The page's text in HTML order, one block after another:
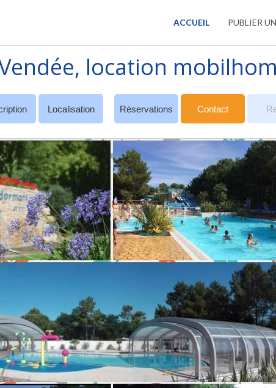
ACCUEIL PUBLIER
location
Localisation Réservations Contact